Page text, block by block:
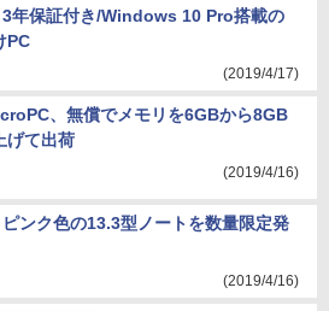
3年保証付き/Windows 10 Pro搭載の
PC
(2019/4/17)
、無償でメモリを6GBから8GB
げて出荷
(2019/4/16)
ンク色の13.3型ノートを数量限定発
(2019/4/16)